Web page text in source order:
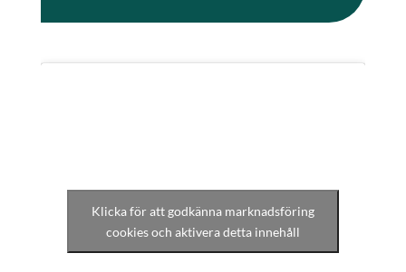
Klicka för att godkänna marknadsföring
cookies och aktivera detta innehåll